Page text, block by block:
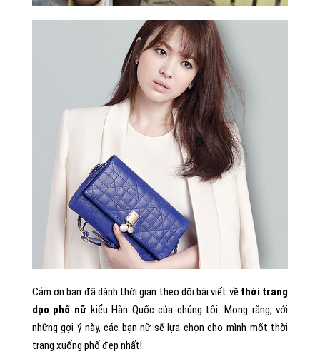
Cảm ơn bạn đã dành thời gian theo dõi bài viết về thời trang
dạo phố nữkiểu Hàn Quốc của chúng tôi. Mong rằng, với
những gợi ý này, các bạn nữ sẽ lựa chọn cho mình mốt thời
trang xuống phố đẹp nhất!